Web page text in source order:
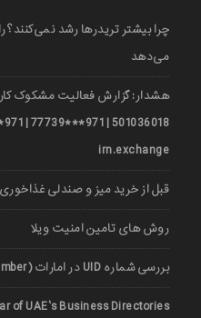
می‌دهد
هشدار: گزارش فعالیت مشکوک
irn.exchange
قبل از خرید میز و صندلی
روش های تامین امنیت ویلا
بررسی شماره UID در امارات (UAE Unified Number)
of UAE’s Business Directories